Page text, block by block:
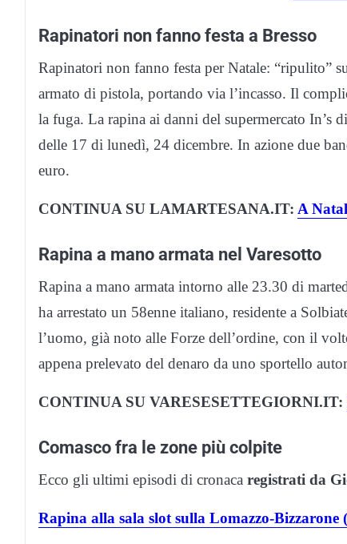
Rapinatori non fanno festa a Bresso
Rapinatori non fanno festa per Natale: “ripulito”
armato di pistola, portando via l’incasso. Il
la fuga. La rapina ai danni del supermercato In’s
delle 17 di lunedì, 24 dicembre. In azione due
euro.
CONTINUA SU LAMARTESANA.IT: A
Rapina a mano armata nel Varesotto
Rapina a mano armata intorno alle 23.30 di
ha arrestato un 58enne italiano, residente a
l’uomo, già noto alle Forze dell’ordine, con il
appena prelevato del denaro da uno sportello
CONTINUA SU VARESESETTEGIORNI.IT:
Comasco fra le zone più colpite
Ecco gli ultimi episodi di cronaca registrati da
Rapina alla sala slot sulla Lomazzo-Bizzarone